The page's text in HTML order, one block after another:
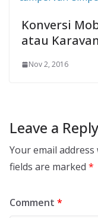
Konversi
atau Karavan
Nov 2, 2016
Leave a Reply
Your email
fields are marked *
Comment *